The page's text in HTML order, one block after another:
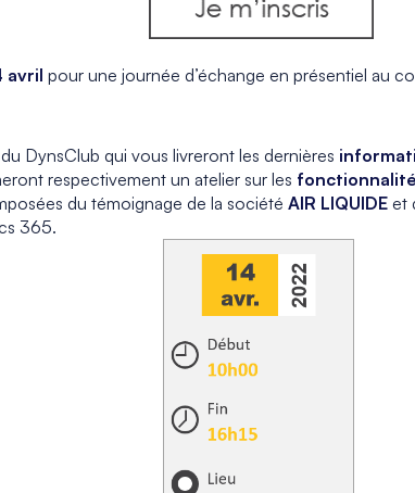
avril pour une journée d’échange en présentiel au
DynsClub qui vous livreront les dernières
respectivement un atelier sur les
du témoignage de la société AIR LIQUIDE et
365.